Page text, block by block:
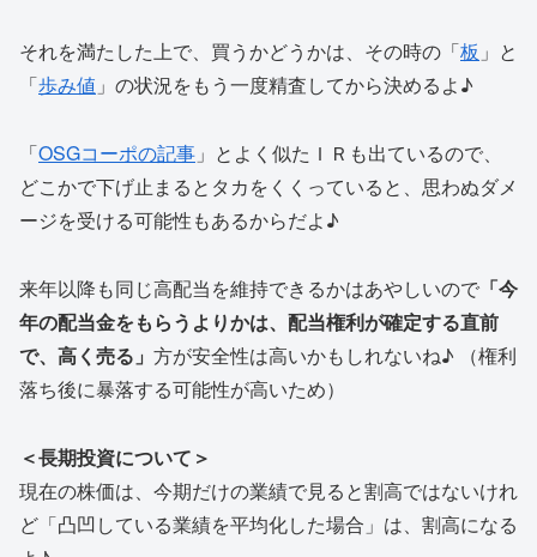
それを満たした上で、買うかどうかは、その時の「板 」と
「歩み値 」の状況をもう一度精査してから決めるよ♪
「OSGコーポの記事 」とよく似たＩＲも出ているので、
どこかで下げ止まるとタカをくくっていると、思わぬダメ
ージを受ける可能性もあるからだよ♪
来年以降も同じ高配当を維持できるかはあやしいので 「今
年の配当金をもらうよりかは、配当権利が確定する直前
で、高く売る」 方が安全性は高いかもしれないね♪ （権利
落ち後に暴落する可能性が高いため）
＜長期投資について＞
現在の株価は、今期だけの業績で見ると割高ではないけれ
ど「凸凹している業績を平均化した場合」は、割高になる